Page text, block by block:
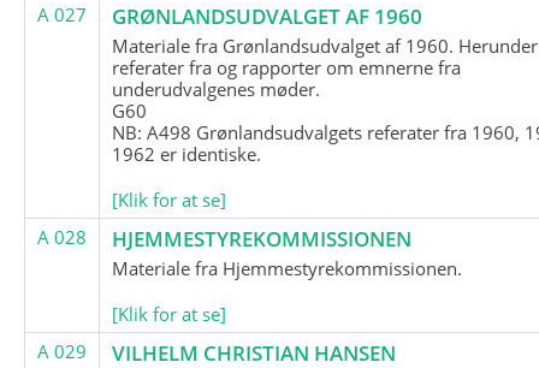
A 027
GRØNLANDSUDVALGET AF 1960
Materiale fra Grønlandsudvalget af 1960. Herunder
referater fra og rapporter om emnerne fra
underudvalgenes møder.
G60
NB: A498 Grønlandsudvalgets referater fra 1960,
1962 er identiske.
[Klik for at se]
A 028
HJEMMESTYREKOMMISSIONEN
Materiale fra Hjemmestyrekommissionen.
[Klik for at se]
A 029
VILHELM CHRISTIAN HANSEN